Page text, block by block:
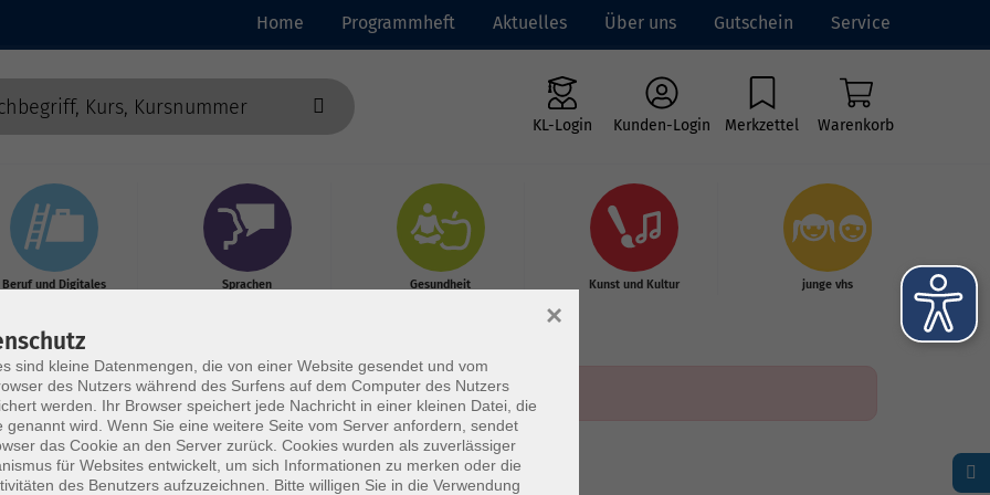
Home Programmheft Aktuelles Über uns Gutschein Service
KL-Login Kunden-Login Merkzettel Warenkorb
Beruf und Digitales Sprachen Gesundheit Kunst und Kultur junge vhs
sind kleine Datenmengen, die von einer Website gesendet und vom
des Nutzers während des Surfens auf dem Computer des Nutzers
werden. Ihr Browser speichert jede Nachricht in einer kleinen Datei, die
genannt wird. Wenn Sie eine weitere Seite vom Server anfordern, sendet
das Cookie an den Server zurück. Cookies wurden als zuverlässiger
für Websites entwickelt, um sich Informationen zu merken oder die
des Benutzers aufzuzeichnen. Bitte willigen Sie in die Verwendung
×